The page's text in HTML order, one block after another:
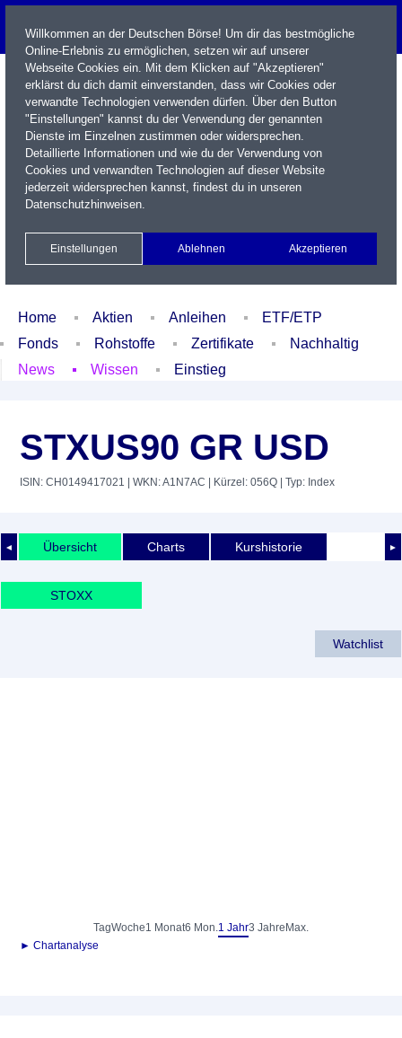
Name / WKN / ISIN / Kürzel
Xetra Realtime
Watchlist Portfolio Login
Home Aktien Anleihen
ETF/ETP
Fonds
Rohstoffe Zertifikate
Nachhaltig
News
Wissen Einstieg
STXUS90 GR USD
ISIN: CH0149417021 | WKN: A1N7AC | Kürzel: 056Q | Typ: Index
◄ ►
Übersicht Charts Kurshistorie
STOXX
Watchlist
TagWoche1 Monat6 Mon.1 Jahr3 Jahre Max.
► Chartanalyse
Willkommen an der Deutschen Börse! Um dir das bestmögliche
Online-Erlebnis zu ermöglichen, setzen wir auf unserer
Webseite Cookies ein. Mit dem Klicken auf "Akzeptieren"
erklärst du dich damit einverstanden, dass wir Cookies oder
verwandte Technologien verwenden dürfen. Über den Button
"Einstellungen" kannst du der Verwendung der genannten
Dienste im Einzelnen zustimmen oder widersprechen.
Detaillierte Informationen und wie du der Verwendung von
Cookies und verwandten Technologien auf dieser Website
jederzeit widersprechen kannst, findest du in unseren
Datenschutzhinweisen.
Einstellungen Ablehnen Akzeptieren